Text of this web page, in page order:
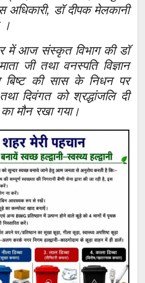
अधिकारी, डॉ दीपक मेलकानी
।
में आज संस्कृत विभाग की डॉ
जी तथा वनस्पति विज्ञान
बिष्ट की सास के निधन पर
दिवंगत को श्रद्धांजलि दी
मौन रखा गया।